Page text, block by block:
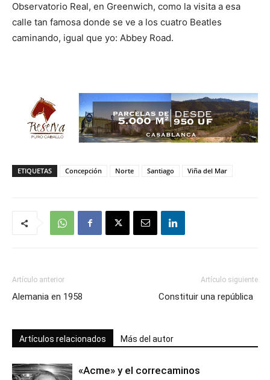
Observatorio Real, en Greenwich, como la visita a esa
calle tan famosa donde se ve a los cuatro Beatles
caminando, igual que yo: Abbey Road.
ETIQUETAS Concepción Norte Santiago Viña del Mar
Artículo anterior
Alemania en 1958
Artículo siguiente
Constituir una república
Artículos relacionados Más del autor
«Acme» y el correcaminos